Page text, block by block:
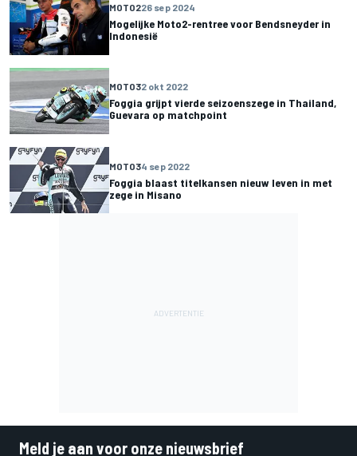
MOTO226 sep 2024
Mogelijke Moto2-rentree voor Bendsneyder in
Indonesië
MOTO32 okt 2022
Foggia grijpt vierde seizoenszege in Thailand,
Guevara op matchpoint
MOTO34 sep 2022
Foggia blaast titelkansen nieuw leven in met
zege in Misano
Meld je aan voor onze nieuwsbrief